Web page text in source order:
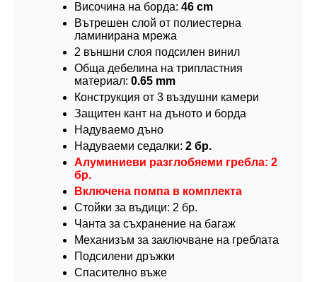
Височина на борда: 46 cm
Вътрешен слой от полиестерна
ламинирана мрежа
2 външни слоя подсилен винил
Обща дебелина на трипластния
материал: 0.65 mm
Конструкция от 3 въздушни камери
Защитен кант на дъното и борда
Надуваемо дъно
Надуваеми седалки: 2 бр.
Алуминиеви разглобяеми гребла: 2
бр.
Включена помпа в комплекта
Стойки за въдици: 2 бр.
Чанта за съхранение на багаж
Механизъм за заключване на греблата
Подсилени дръжки
Спасително въже